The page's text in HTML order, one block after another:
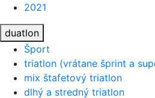
2021
duatlon
Šport
triatlon (vrátane šprint a
mix štafetový triatlon
dlhý a stredný triatlon